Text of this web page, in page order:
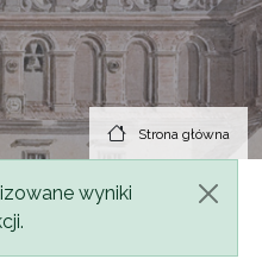
Strona główna
wyniki